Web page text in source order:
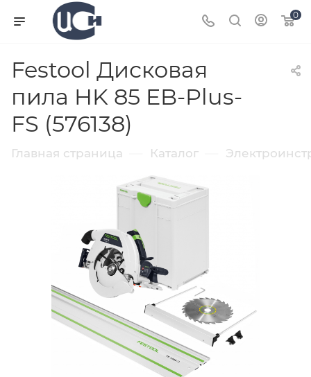
0
Festool Дисковая
пила HK 85 EB-Plus-
FS (576138)
Главная страница Каталог